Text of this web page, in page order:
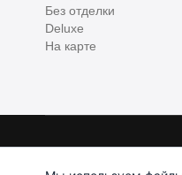
Без отделки
Deluxe
На карте
Хантер. Оплачивая